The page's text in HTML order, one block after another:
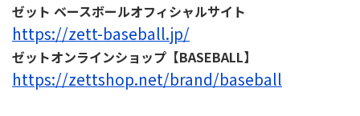
ゼット ベースボールオフィシャルサイト
https://zett-baseball.jp/
ゼットオンラインショップ【BASEBALL】
https://zettshop.net/brand/baseball